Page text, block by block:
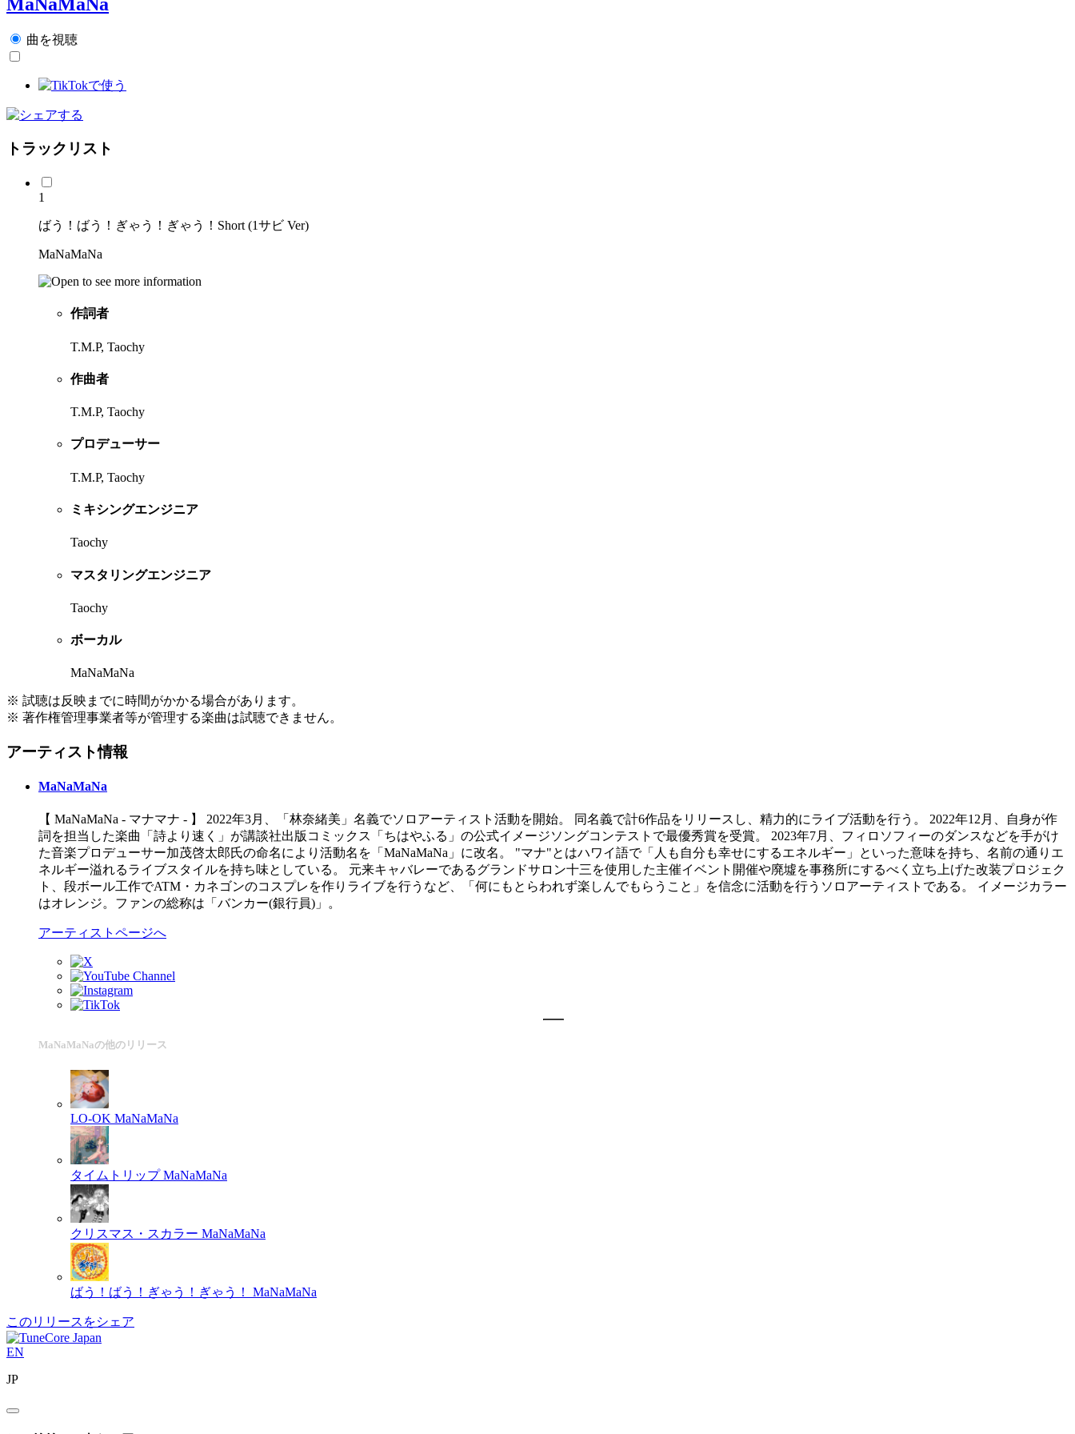
曲を視聴
トラックリスト
1
ばう！ばう！ぎゃう！ぎゃう！Short (1サビ Ver)
MaNaMaNa
作詞者
T.M.P, Taochy
作曲者
T.M.P, Taochy
プロデューサー
T.M.P, Taochy
ミキシングエンジニア
Taochy
マスタリングエンジニア
Taochy
ボーカル
MaNaMaNa
※ 試聴は反映までに時間がかかる場合があります。
※ 著作権管理事業者等が管理する楽曲は試聴できません。
アーティスト情報
MaNaMaNa
【 MaNaMaNa - マナマナ - 】 2022年3月、「林奈緒美」名義でソロアーティスト活動を開始。 同名義で計6作品をリリースし、精力的にライブ活動を行う。 2022年12月、自身が作
詞を担当した楽曲「詩より速く」が講談社出版コミックス「ちはやふる」の公式イメージソングコンテストで最優秀賞を受賞。 2023年7月、フィロソフィーのダンスなどを手がけ
た音楽プロデューサー加茂啓太郎氏の命名により活動名を「MaNaMaNa」に改名。 "マナ"とはハワイ語で「人も自分も幸せにするエネルギー」といった意味を持ち、名前の通りエ
ネルギー溢れるライブスタイルを持ち味としている。 元来キャバレーであるグランドサロン十三を使用した主催イベント開催や廃墟を事務所にするべく立ち上げた改装プロジェク
ト、段ボール工作でATM・カネゴンのコスプレを作りライブを行うなど、「何にもとらわれず楽しんでもらうこと」を信念に活動を行うソロアーティストである。 イメージカラー
はオレンジ。ファンの総称は「バンカー(銀行員)」。
アーティストページへ
MaNaMaNaの他のリリース
LO-OK MaNaMaNa
タイムトリップ MaNaMaNa
クリスマス・スカラー MaNaMaNa
ばう！ばう！ぎゃう！ぎゃう！ MaNaMaNa
このリリースをシェア
EN
JP